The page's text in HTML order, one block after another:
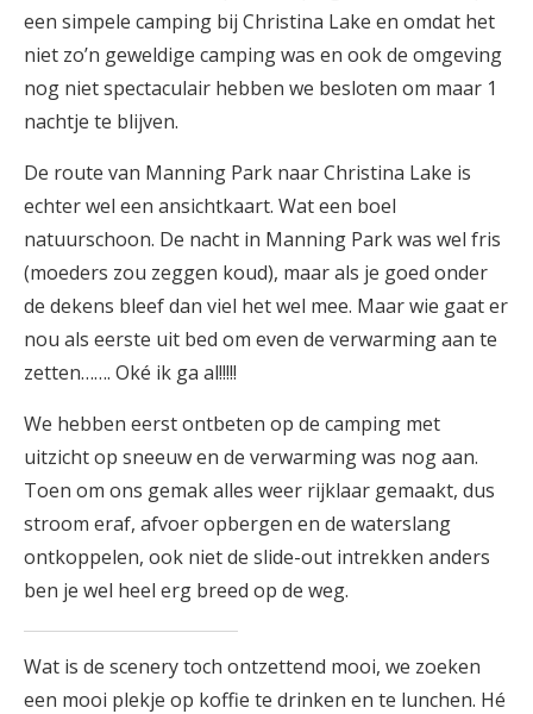
een simpele camping bij Christina Lake en omdat het
niet zo’n geweldige camping was en ook de omgeving
nog niet spectaculair hebben we besloten om maar 1
nachtje te blijven.
De route van Manning Park naar Christina Lake is
echter wel een ansichtkaart. Wat een boel
natuurschoon. De nacht in Manning Park was wel fris
(moeders zou zeggen koud), maar als je goed onder
de dekens bleef dan viel het wel mee. Maar wie gaat er
nou als eerste uit bed om even de verwarming aan te
zetten……. Oké ik ga al!!!!!
We hebben eerst ontbeten op de camping met
uitzicht op sneeuw en de verwarming was nog aan.
Toen om ons gemak alles weer rijklaar gemaakt, dus
stroom eraf, afvoer opbergen en de waterslang
ontkoppelen, ook niet de slide-out intrekken anders
ben je wel heel erg breed op de weg.
Wat is de scenery toch ontzettend mooi, we zoeken
een mooi plekje op koffie te drinken en te lunchen. Hé